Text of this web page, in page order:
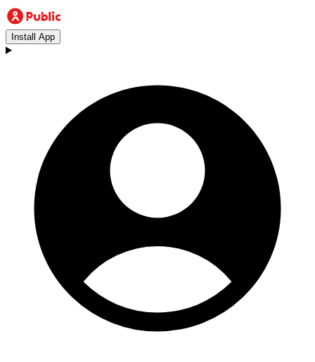
Install App